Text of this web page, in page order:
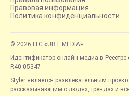
Правовая информация
Политика конфиденциальности
© 2026 LLC «UBT MEDIA»
Идентификатор онлайн-медиа в
R40-05347
Styler является развлекательным
рассказывающим о людях, трендах и